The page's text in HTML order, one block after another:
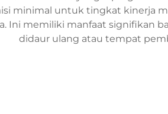
minimal untuk tingkat kinerja
Ini memiliki manfaat signifikan
didaur ulang atau tempat